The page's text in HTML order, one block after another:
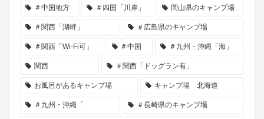
＃中国地方 ＃四国「川岸」 岡山県のキャンプ場
＃関西「湖畔」 ＃広島県のキャンプ場
＃関西「Wi-Fi可」 ＃中国 ＃九州・沖縄「海」
関西 ＃関西「ドッグラン有」
お風呂があるキャンプ場 キャンプ場 北海道
＃九州・沖縄「 ＃長崎県のキャンプ場